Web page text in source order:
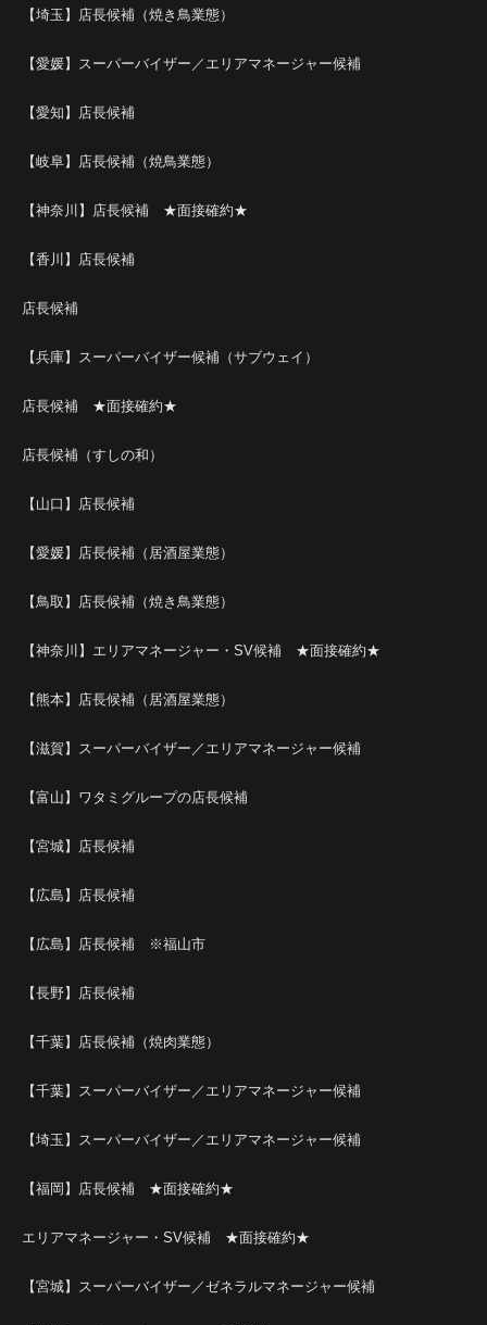
【埼玉】店長候補（焼き鳥業態）
【愛媛】スーパーバイザー／エリアマネージャー候補
【愛知】店長候補
【岐阜】店長候補（焼鳥業態）
【神奈川】店長候補 ★面接確約★
【香川】店長候補
店長候補
【兵庫】スーパーバイザー候補（サブウェイ）
店長候補 ★面接確約★
店長候補（すしの和）
【山口】店長候補
【愛媛】店長候補（居酒屋業態）
【鳥取】店長候補（焼き鳥業態）
【神奈川】エリアマネージャー・SV候補 ★面接確約★
【熊本】店長候補（居酒屋業態）
【滋賀】スーパーバイザー／エリアマネージャー候補
【富山】ワタミグループの店長候補
【宮城】店長候補
【広島】店長候補
【広島】店長候補 ※福山市
【長野】店長候補
【千葉】店長候補（焼肉業態）
【千葉】スーパーバイザー／エリアマネージャー候補
【埼玉】スーパーバイザー／エリアマネージャー候補
【福岡】店長候補 ★面接確約★
エリアマネージャー・SV候補 ★面接確約★
【宮城】スーパーバイザー／ゼネラルマネージャー候補